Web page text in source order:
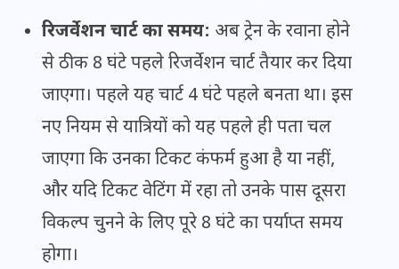
रिजर्वेशन चार्ट का समय: अब ट्रेन के रवाना होने
से ठीक 8 घंटे पहले रिजर्वेशन चार्ट तैयार कर दिया
जाएगा। पहले यह चार्ट 4 घंटे पहले बनता था। इस
नए नियम से यात्रियों को यह पहले ही पता चल
जाएगा कि उनका टिकट कंफर्म हुआ है या नहीं,
और यदि टिकट वेटिंग में रहा तो उनके पास दूसरा
विकल्प चुनने के लिए पूरे 8 घंटे का पर्याप्त समय
होगा।